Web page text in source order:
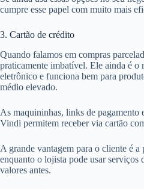
cumpre esse papel com muito mais
3. Cartão de crédito
Quando falamos em compras
praticamente imbatível. Ele ainda é o
eletrônico e funciona bem para
médio elevado.
As maquininhas, links de pagamento
Vindi permitem receber via cartão
A grande vantagem para o cliente é
enquanto o lojista pode usar serviços
valores antes.